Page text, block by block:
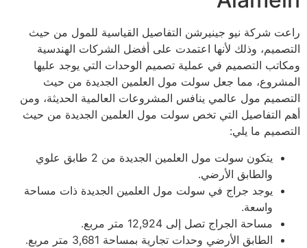
راعت شركة نيو جينيرشن التفاصيل القياسية للمول من حيث
التصميم، وذلك لأنها اعتمدت على أفضل الشركات الهندسية
ومكاتب التصميم في عملية تصميم الوحدات التي يوجد عليها
المشروع، مما جعل سولت مول العلمين الجديدة من حيث
التصميم مول عالمي ينافس المشروعات العالمية الحديثة، ومن
أهم التفاصيل التي تخص سولت مول العلمين الجديدة من حيث
التصميم ما يلي:
يتكون سولت مول العلمين الجديدة من 2 طابق علوي
والطابق الأرضي.
يوجد جراج في سولت مول العلمين الجديدة ذات مساحة
واسعة.
مساحة الجراج تصل إلى 12,924 متر مربع.
الطابق الأرضي وحدات تجارية بمساحة 3,681 متر مربع.